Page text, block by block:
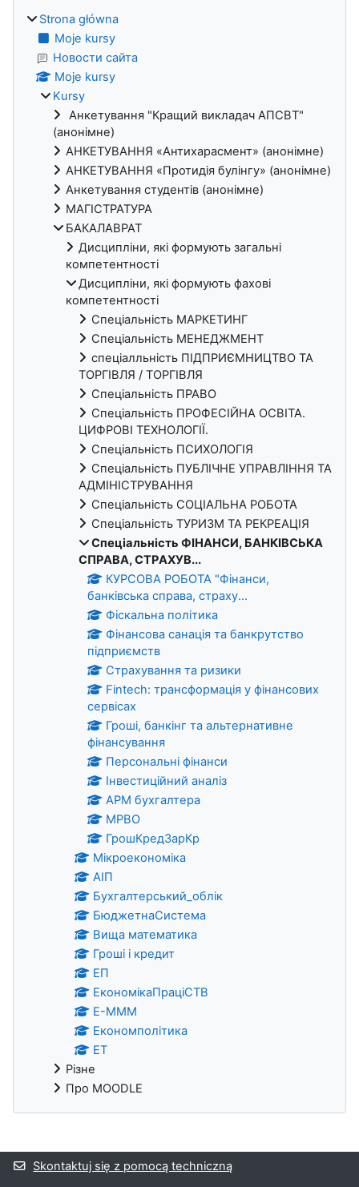
Strona główna
Moje kursy
Новости сайта
Moje kursy
Kursy
Анкетування "Кращий викладач АПСВТ"
(анонімне)
АНКЕТУВАННЯ «Антихарасмент» (анонімне)
АНКЕТУВАННЯ «Протидія булінгу» (анонімне)
Анкетування студентів (анонімне)
МАГІСТРАТУРА
БАКАЛАВРАТ
Дисципліни, які формують загальні
компетентності
Дисципліни, які формують фахові
компетентності
Спеціальність МАРКЕТИНГ
Спеціальність МЕНЕДЖМЕНТ
спеціалльність ПІДПРИЄМНИЦТВО ТА
ТОРГІВЛЯ / ТОРГІВЛЯ
Спеціальність ПРАВО
Спеціальність ПРОФЕСІЙНА ОСВІТА.
ЦИФРОВІ ТЕХНОЛОГІЇ.
Спеціальність ПСИХОЛОГІЯ
Спеціальність ПУБЛІЧНЕ УПРАВЛІННЯ ТА
АДМІНІСТРУВАННЯ
Спеціальність СОЦІАЛЬНА РОБОТА
Спеціальність ТУРИЗМ ТА РЕКРЕАЦІЯ
Спеціальність ФІНАНСИ, БАНКІВСЬКА
СПРАВА, СТРАХУВ...
КУРСОВА РОБОТА "Фінанси,
банківська справа, страху...
Фіскальна політика
Фінансова санація та банкрутство
підприємств
Страхування та ризики
Fintech: трансформація у фінансових
сервісах
Гроші, банкінг та альтернативне
фінансування
Персональні фінанси
Інвестиційний аналіз
АРМ бухгалтера
МРВО
ГрошКредЗарКр
Мікроекономіка
АІП
Бухгалтерський_облік
БюджетнаСистема
Вища математика
Гроші і кредит
ЕП
ЕкономікаПраціСТВ
Е-МММ
Економполітика
ЕТ
Різне
Про MOODLE
Bloki uzupełniające
Skontaktuj się z pomocą techniczną